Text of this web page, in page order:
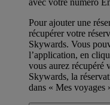
Pour ajouter une
récupérer votre
Skywards. Vous
l’application, en
vous aurez récupéré
Skywards, la
dans « Mes voyages